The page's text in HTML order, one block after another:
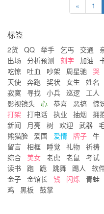
« 1
标签
2货 QQ 举手 乞丐 交通
出场
分析预测 刻字 加油
吃惊
吐血 吵架 周星驰 哭
天使 奔跑 奖状 女生 姓名
寂寞
寻找 小兵 巡逻 工人
影视镜头 心 恭喜 恶搞 惊
打架
打电话 执业 抽烟 拥
新闻
月亮 树 欢迎 武器
熊猫脸
爱国 爱情 牌子 牛
留言 相框 睡觉 礼物 祈祷
综合 美女 老虎 老鼠 考试
读书
跑 跪 跳舞 踢人 软
金子 金馆长 钱 闪烁 青蛙
鸡
黑板 鼓掌